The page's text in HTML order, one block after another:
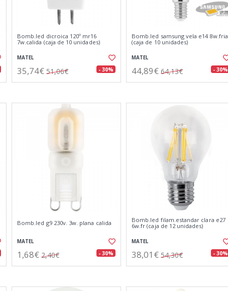
Bomb.led dicroica 120º mr16
7w.calida (caja de 10 unidades)
MATEL
35,74€ 51,06€ - 30%
Bomb.led samsung vela e14 8w.fria
(caja de 10 unidades)
MATEL
44,89€ 64,13€ - 30%
Bomb.led g9 230v. 3w. plana calida
MATEL
1,68€ 2,40€ - 30%
Bomb.led filam.estandar clara e27
6w.fr (caja de 12 unidades)
MATEL
38,01€ 54,30€ - 30%